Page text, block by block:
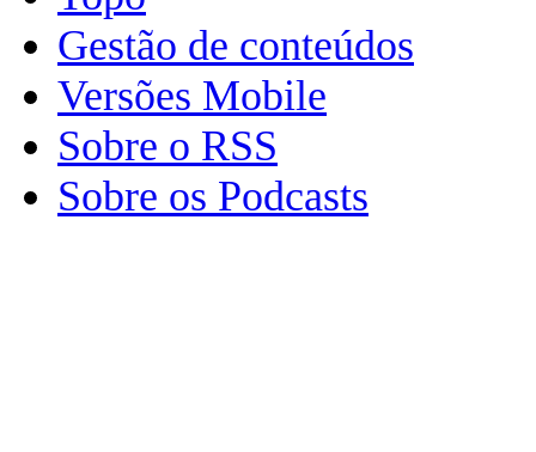
Gestão de conteúdos
Versões Mobile
Sobre o RSS
Sobre os Podcasts